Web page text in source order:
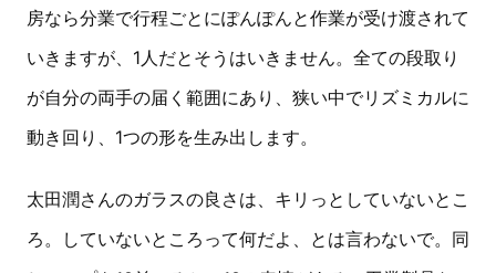
房なら分業で行程ごとにぽんぽんと作業が受け渡されて
いきますが、1人だとそうはいきません。全ての段取り
が自分の両手の届く範囲にあり、狭い中でリズミカルに
動き回り、1つの形を生み出します。
太田潤さんのガラスの良さは、キリっとしていないとこ
ろ。していないところって何だよ、とは言わないで。同